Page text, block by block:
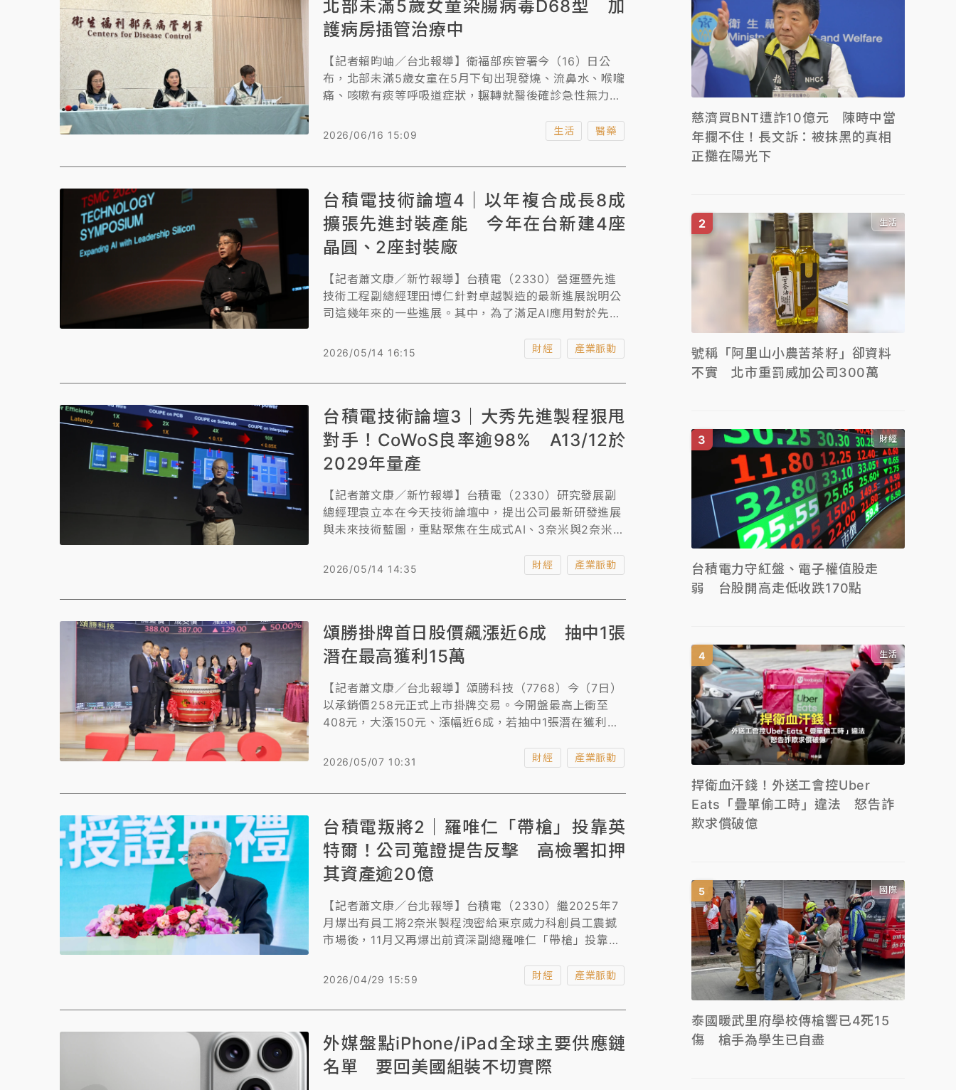
北部未滿5歲女童染腸病毒D68型 加
護病房插管治療中
【記者賴昀岫／台北報導】衛福部疾管署今（16）日公
布，北部未滿5歲女童在5月下旬出現發燒、流鼻水、喉嚨
痛、咳嗽有痰等呼吸道症狀，輾轉就醫後確診急性無力肢
中。
2026/06/16 15:09 生活 醫藥
台積電技術論壇4｜以年複合成長8成
擴張先進封裝產能 今年在台新建4座
晶圓、2座封裝廠
【記者蕭文康／新竹報導】台積電（2330）營運暨先進
技術工程副總經理田博仁針對卓越製造的最新進展說明公
司這幾年來的一些進展。其中，為了滿足AI應用對於先進
增長率超過80%的速度積極擴張CoWoS跟SoIC的產能，
到新建9座新廠，而2026年的現在，台積電計劃在台灣新
2026/05/14 16:15 財經 產業脈動
台積電技術論壇3｜大秀先進製程狠甩
對手！CoWoS良率逾98% A13/12於
2029年量產
【記者蕭文康／新竹報導】台積電（2330）研究發展副
總經理袁立本在今天技術論壇中，提出公司最新研發進展
與未來技術藍圖，重點聚焦在生成式AI、3奈米與2奈米製
最受業界關注的先進封裝CoWoS和對手競爭議題上，他
2029年量產，可說是狠甩競爭對手進度。
2026/05/14 14:35 財經 產業脈動
頌勝掛牌首日股價飆漲近6成 抽中1張
潛在最高獲利15萬
【記者蕭文康／台北報導】頌勝科技（7768）今（7日）
以承銷價258元正式上市掛牌交易。今開盤最高上衝至
408元，大漲150元、漲幅近6成，若抽中1張潛在獲利最
2026/05/07 10:31 財經 產業脈動
台積電叛將2｜羅唯仁「帶槍」投靠英
特爾！公司蒐證提告反擊 高檢署扣押
其資產逾20億
【記者蕭文康／台北報導】台積電（2330）繼2025年7
月爆出有員工將2奈米製程洩密給東京威力科創員工震撼
市場後，11月又再爆出前資深副總羅唯仁「帶槍」投靠英
北豪宅、股票及大批機密文件等證物，短期內連續爆出2
由於這樁洩密案仍在調查中，後續對台積電及與英特爾合
2026/04/29 15:59 財經 產業脈動
外媒盤點iPhone/iPad全球主要供應鏈
名單 要回美國組裝不切實際
慈濟買BNT遭詐10億元 陳時中當
年攔不住！長文訴：被抹黑的真相
正攤在陽光下
生活
號稱「阿里山小農苦茶籽」卻資料
不實 北市重罰威加公司300萬
財經
台積電力守紅盤、電子權值股走
弱 台股開高走低收跌170點
生活
捍衛血汗錢！外送工會控Uber
Eats「疊單偷工時」違法 怒告詐
欺求償破億
國際
泰國暖武里府學校傳槍響已4死15
傷 槍手為學生已自盡